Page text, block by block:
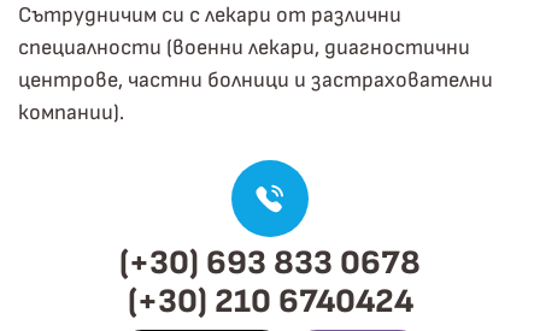
Сътрудничим си с лекари от различни
специалности (военни лекари, диагностични
центрове, частни болници и застрахователни
компании).
(+30) 693 833 0678
(+30) 210 6740424